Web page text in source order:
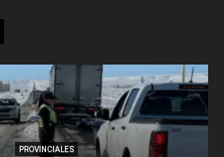
PROVINCIALES